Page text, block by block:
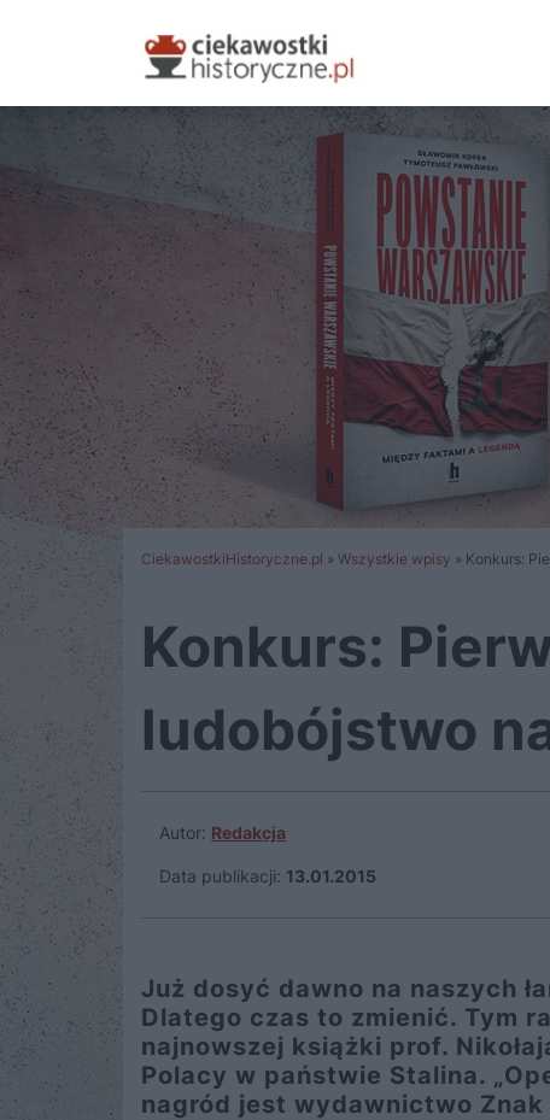
CiekawostkiHistoryczne.pl » Wszystkie wpisy » Konkurs:
Konkurs:
ludobójstwo
Autor: Redakcja
Data publikacji: 13.01.2015
Już dosyć dawno na naszych
Dlatego czas to zmienić. Tym
najnowszej książki prof.
Polacy w państwie Stalina.
nagród jest wydawnictwo Znak